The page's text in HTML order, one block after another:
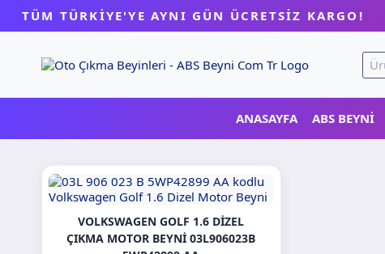
content
TÜM TÜRKİYE'YE AYNI GÜN ÜCRETSİZ KARGO!
Ara:
ANASAYFA ABS BEYNI
VOLKSWAGEN GOLF 1.6 DIZEL
ÇIKMA MOTOR BEYNI 03L906023B